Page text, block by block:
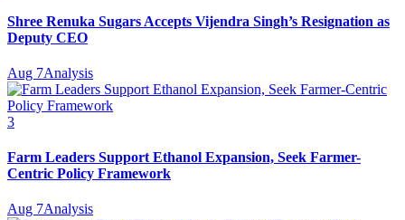
Shree Renuka Sugars Accepts Vijendra Singh’s Resignation as
Deputy CEO
Aug 7Analysis
3
Farm Leaders Support Ethanol Expansion, Seek Farmer-
Centric Policy Framework
Aug 7Analysis